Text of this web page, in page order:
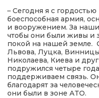
– Сегодня я с гордостью
боеспособная армия,
и вооружением. За
чтобы они были живы и
покой на нашей земле.
Львова, Луцка,
Николаева, Киева и
подружился четыре
поддерживаем связь.
благодарят за
они были в зоне АТО.